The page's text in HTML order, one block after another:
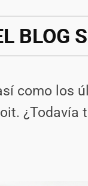
BLOG
como los
¿Todavía